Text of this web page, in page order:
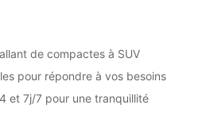
de compactes à SUV
pour répondre à vos besoins
et 7j/7 pour une tranquillité